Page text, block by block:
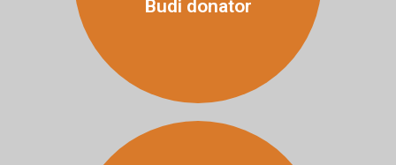
Budi donator